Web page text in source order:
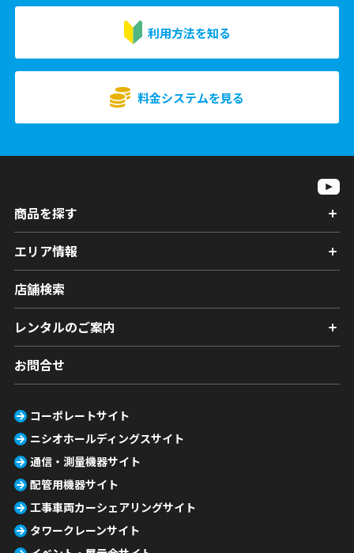
利用方法を知る
料金システムを見る
商品を探す
エリア情報
店舗検索
レンタルのご案内
お問合せ
コーポレートサイト
ニシオホールディングスサイト
通信・測量機器サイト
配管用機器サイト
工事車両カーシェアリングサイト
タワークレーンサイト